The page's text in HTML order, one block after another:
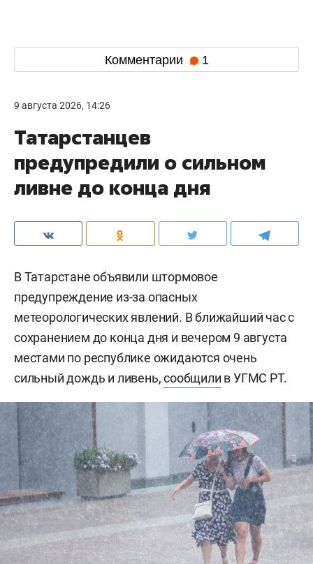
Комментарии 1
9 августа 2026, 14:26
Татарстанцев
предупредили о сильном
ливне до конца дня
В Татарстане объявили штормовое
предупреждение из-за опасных
метеорологических явлений. В ближайший час с
сохранением до конца дня и вечером 9 августа
местами по республике ожидаются очень
сильный дождь и ливень,сообщили в УГМС РТ.